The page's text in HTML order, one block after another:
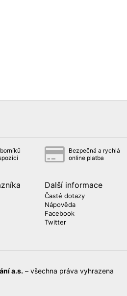
Bezpečná a rychlá
online platba
Další informace
Časté dotazy
Nápověda
Facebook
Twitter
a.s. – všechna práva vyhrazena